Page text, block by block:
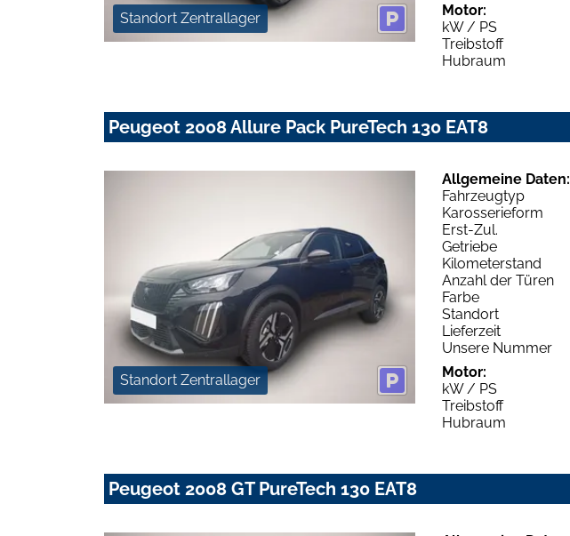
Standort Zentrallager
Motor:
kW / PS
Treibstoff
Hubraum
Peugeot 2008 Allure Pack PureTech 130 EAT8
Standort Zentrallager
Allgemeine Daten:
Fahrzeugtyp
Karosserieform
Erst-Zul.
Getriebe
Kilometerstand
Anzahl der Türen
Farbe
Standort
Lieferzeit
Unsere Nummer
Motor:
kW / PS
Treibstoff
Hubraum
Peugeot 2008 GT PureTech 130 EAT8